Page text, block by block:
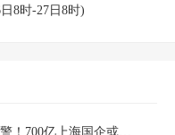
8时-27日8时)